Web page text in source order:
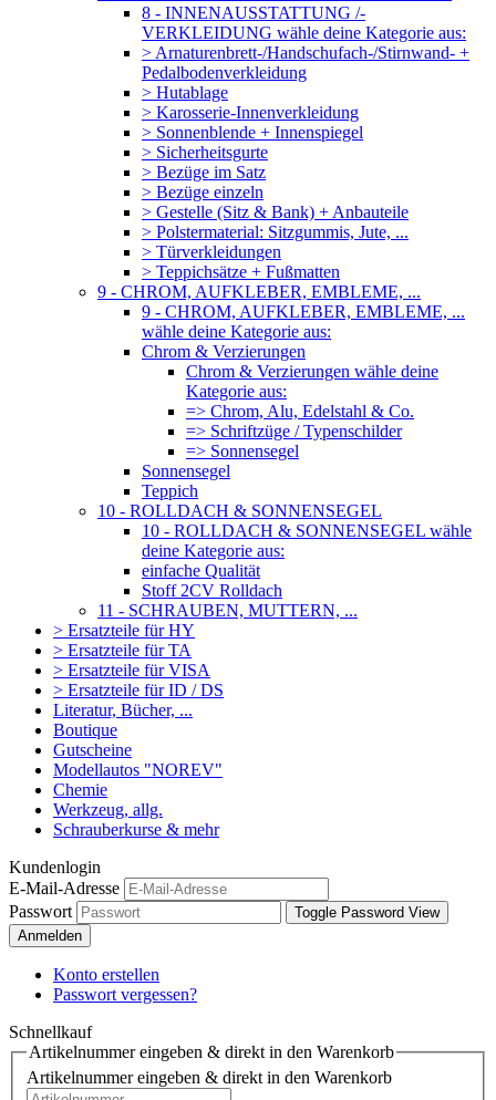
8 - INNENAUSSTATTUNG /-
VERKLEIDUNG wähle deine Kategorie aus:
> Arnaturenbrett-/Handschufach-/Stirnwand- +
Pedalbodenverkleidung
> Hutablage
> Karosserie-Innenverkleidung
> Sonnenblende + Innenspiegel
> Sicherheitsgurte
> Bezüge im Satz
> Bezüge einzeln
> Gestelle (Sitz & Bank) + Anbauteile
> Polstermaterial: Sitzgummis, Jute, ...
> Türverkleidungen
> Teppichsätze + Fußmatten
9 - CHROM, AUFKLEBER, EMBLEME, ...
9 - CHROM, AUFKLEBER, EMBLEME, ...
wähle deine Kategorie aus:
Chrom & Verzierungen
Chrom & Verzierungen wähle deine
Kategorie aus:
=> Chrom, Alu, Edelstahl & Co.
=> Schriftzüge / Typenschilder
=> Sonnensegel
Sonnensegel
Teppich
10 - ROLLDACH & SONNENSEGEL
10 - ROLLDACH & SONNENSEGEL wähle
deine Kategorie aus:
einfache Qualität
Stoff 2CV Rolldach
11 - SCHRAUBEN, MUTTERN, ...
> Ersatzteile für HY
> Ersatzteile für TA
> Ersatzteile für VISA
> Ersatzteile für ID / DS
Literatur, Bücher, ...
Boutique
Gutscheine
Modellautos "NOREV"
Chemie
Werkzeug, allg.
Schrauberkurse & mehr
Kundenlogin
E-Mail-Adresse
Passwort
Toggle Password View
Anmelden
Konto erstellen
Passwort vergessen?
Schnellkauf
Artikelnummer eingeben & direkt in den Warenkorb
Artikelnummer eingeben & direkt in den Warenkorb